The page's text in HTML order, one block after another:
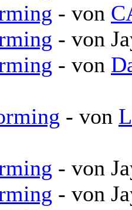
- von
- von
- von
- von
- von
- von